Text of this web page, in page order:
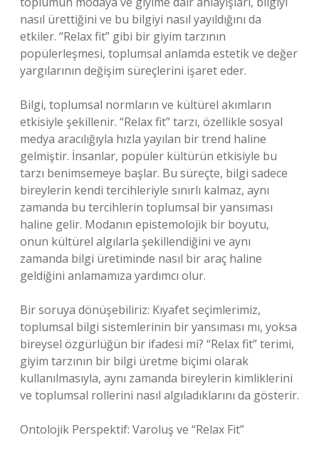
nasıl ürettiğini ve bu bilgiyi nasıl yayıldığını da
etkiler. “Relax fit” gibi bir giyim tarzının
popülerleşmesi, toplumsal anlamda estetik ve değer
yargılarının değişim süreçlerini işaret eder.
Bilgi, toplumsal normların ve kültürel akımların
etkisiyle şekillenir. “Relax fit” tarzı, özellikle sosyal
medya aracılığıyla hızla yayılan bir trend haline
gelmiştir. İnsanlar, popüler kültürün etkisiyle bu
tarzı benimsemeye başlar. Bu süreçte, bilgi sadece
bireylerin kendi tercihleriyle sınırlı kalmaz, aynı
zamanda bu tercihlerin toplumsal bir yansıması
haline gelir. Modanın epistemolojik bir boyutu,
onun kültürel algılarla şekillendiğini ve aynı
zamanda bilgi üretiminde nasıl bir araç haline
geldiğini anlamamıza yardımcı olur.
Bir soruya dönüşebiliriz: Kıyafet seçimlerimiz,
toplumsal bilgi sistemlerinin bir yansıması mı, yoksa
bireysel özgürlüğün bir ifadesi mi? “Relax fit” terimi,
giyim tarzının bir bilgi üretme biçimi olarak
kullanılmasıyla, aynı zamanda bireylerin kimliklerini
ve toplumsal rollerini nasıl algıladıklarını da gösterir.
Ontolojik Perspektif: Varoluş ve “Relax Fit”